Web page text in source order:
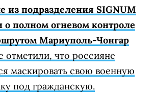
из подразделения SIGNUM
о полном огневом контроле
Мариуполь-Чонгар
отметили, что россияне
маскировать свою военную
под гражданскую.